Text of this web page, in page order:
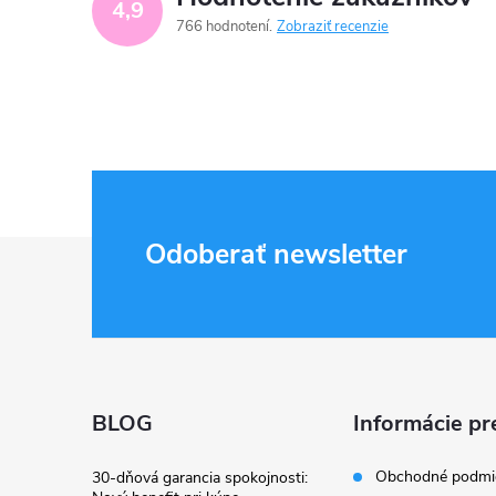
4,9
766 hodnotení Zobraziť recenzie
Odoberať newsletter
BLOG
30-dňová garancia spokojnosti:
Informácie
Obchodné